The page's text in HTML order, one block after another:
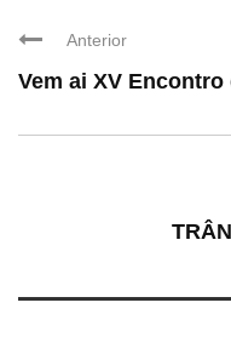
Anterior
Vem ai XV Encontro